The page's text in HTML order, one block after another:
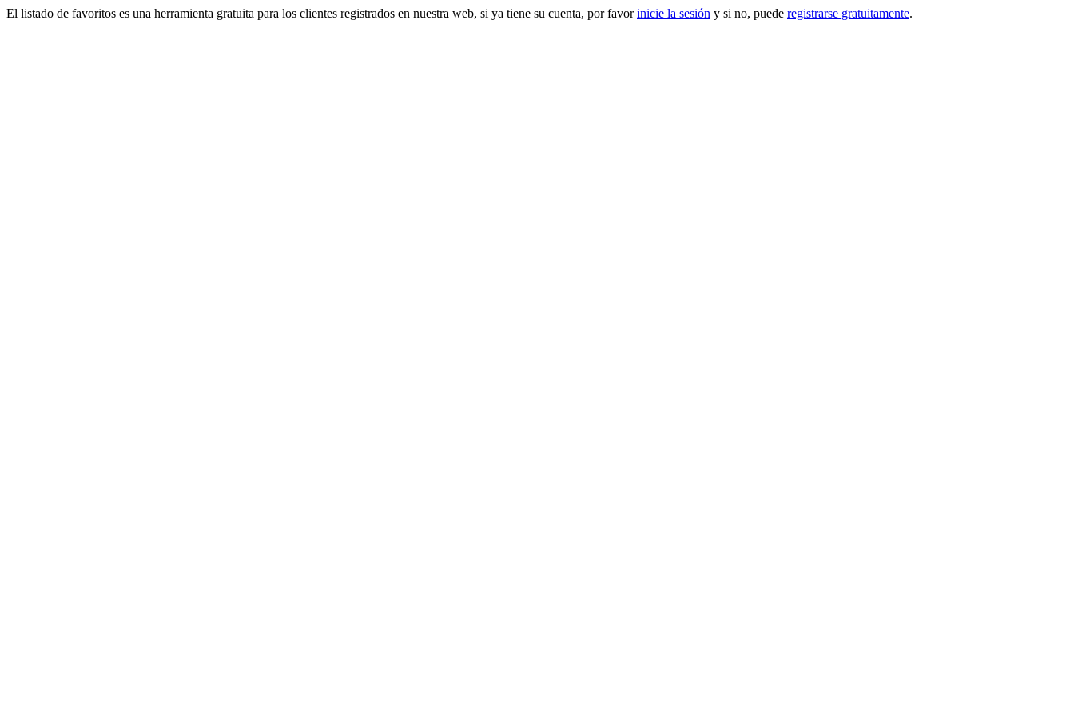
El listado de favoritos es una herramienta gratuita para los clientes registrados en nuestra web, si ya tiene su cuenta, por favorinicie la sesión y si no, puede registrarse gratuitamente.